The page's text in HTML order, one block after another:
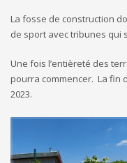
La fosse de construction
de sport avec tribunes qui
Une fois l’entièreté des
pourra commencer. La fin
2023.